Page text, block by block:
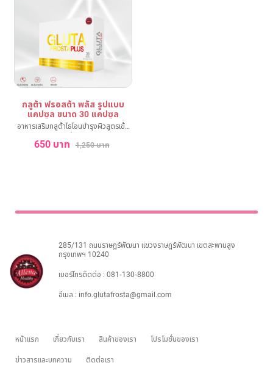
ข่าวสารและบทความ
ติดต่อเรา
กลูต้า ฟรอสต้า พลัส รูปแบบ
แคปซูล ขนาด 30 แคปซูล
อาหารเสริมกลูต้าไธโอนบำรุงผิวสูตรเข้ม
ข้น
650 บาท 1,250 บาท
285/131 ถนนราษฎร์พัฒนา แขวงราษฎร์พัฒนา เขตสะพานสูง
กรุงเทพฯ 10240
เบอร์โทรติดต่อ : 081-130-8800
อีเมล : info.glutafrosta@gmail.com
หน้าแรก เกี่ยวกับเรา สินค้าของเรา
โปรโมชั่นของเรา
ข่าวสารและบทความ
ติดต่อเรา